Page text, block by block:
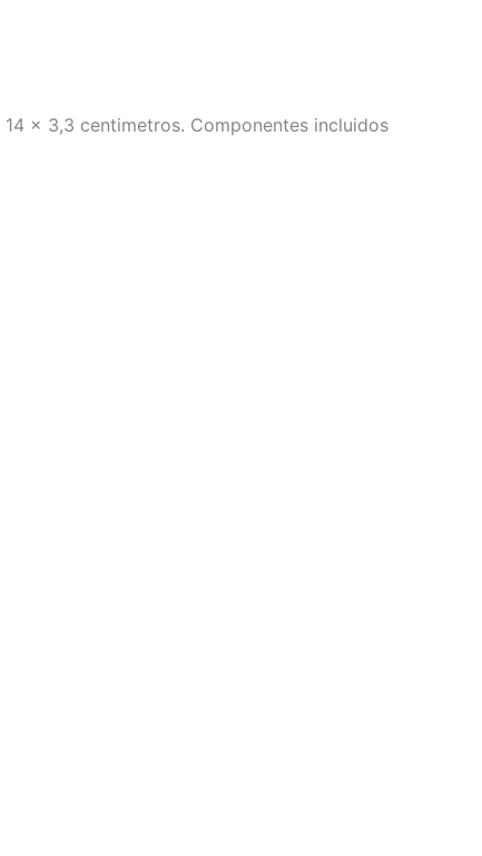
x 3,3 centimetros. Componentes incluidos